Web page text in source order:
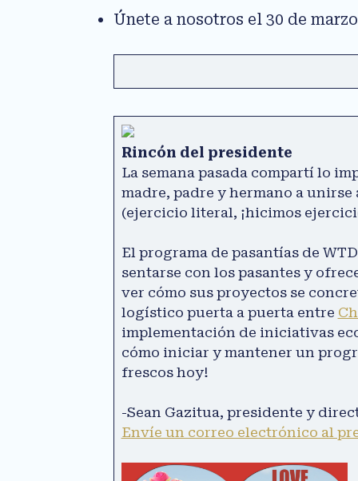
Únete a nosotros el 30 de
Rincón del presidente
La semana pasada compartí lo
madre, padre y hermano a
(ejercicio literal, ¡hicimos
El programa de pasantías de
sentarse con los pasantes y
ver cómo sus proyectos se
logístico puerta a puerta entre
implementación de iniciativas
cómo iniciar y mantener un
frescos hoy!
-Sean Gazitua, presidente y
Envíe un correo electrónico al